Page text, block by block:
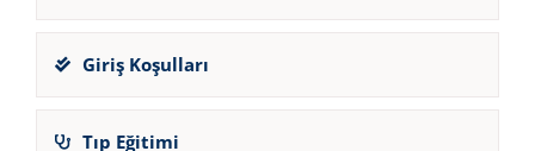
Giriş Koşulları
Tıp Eğitimi